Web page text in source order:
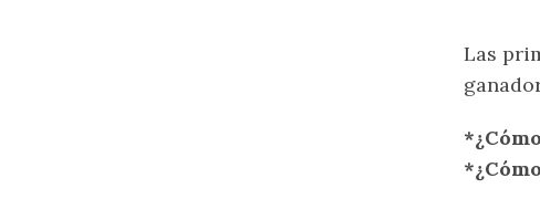
Las